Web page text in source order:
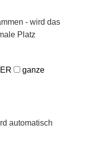
- wird das
Platz
ganze
automatisch